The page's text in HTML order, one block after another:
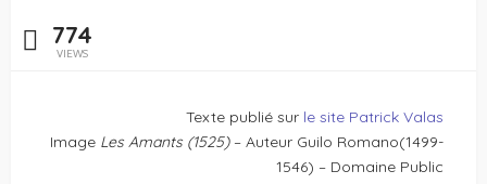
774
VIEWS
Texte publié sur le site Patrick Valas
Image Les Amants (1525)– Auteur Guilo Romano(1499-
1546) – Domaine Public